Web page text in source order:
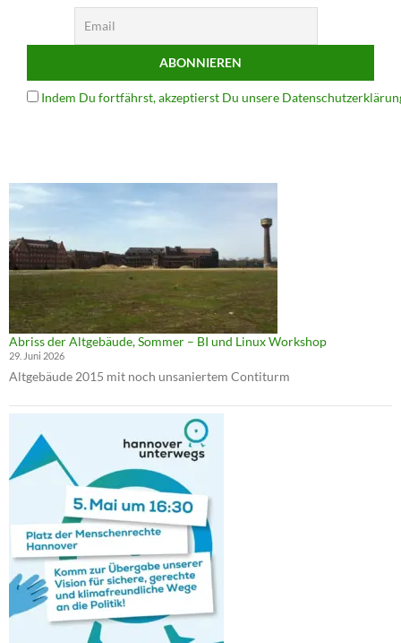
Indem Du fortfährst, akzeptierst Du unsere
Abriss der Altgebäude, Sommer – BI und Linux Workshop
29. Juni 2026
Altgebäude 2015 mit noch unsaniertem Contiturm